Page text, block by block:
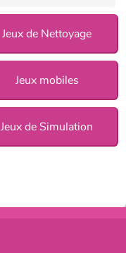
Jeux de Nettoyage
Jeux mobiles
Jeux de Simulation